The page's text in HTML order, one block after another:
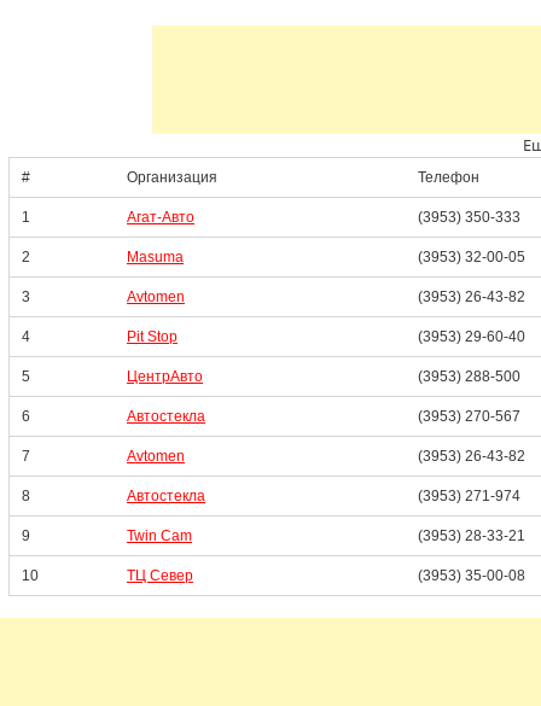
# Организация Телефон
1 Агат-Авто (3953) 350-333
2 Masuma (3953) 32-00-05
3 Avtomen (3953) 26-43-82
4 Pit Stop (3953) 29-60-40
5 ЦентрАвто (3953) 288-500
6 Автостекла (3953) 270-567
7 Avtomen (3953) 26-43-82
8 Автостекла (3953) 271-974
9 Twin Cam (3953) 28-33-21
10 ТЦ Север (3953) 35-00-08